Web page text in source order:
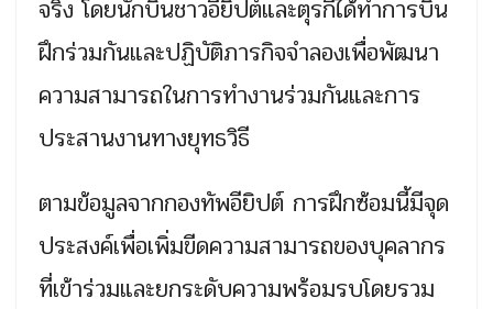
จริง โดยนักบินชาวอียิปต์และตุรกีได้ทำการบิน
ฝึกร่วมกันและปฏิบัติภารกิจจำลองเพื่อพัฒนา
ความสามารถในการทำงานร่วมกันและการ
ประสานงานทางยุทธวิธี
ตามข้อมูลจากกองทัพอียิปต์ การฝึกซ้อมนี้มีจุด
ประสงค์เพื่อเพิ่มขีดความสามารถของบุคลากร
ที่เข้าร่วมและยกระดับความพร้อมรบโดยรวม